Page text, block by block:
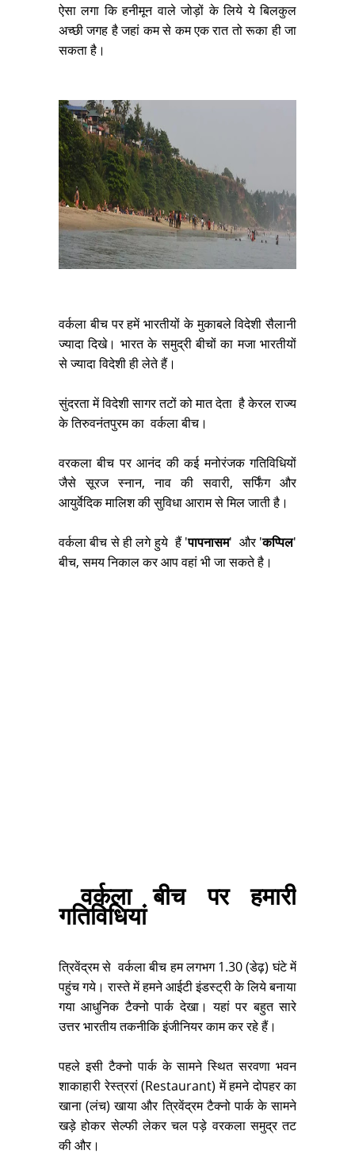
ऐसा लगा कि हनीमून वाले जोड़ों के लिये ये बिलकुल
अच्छी जगह है जहां कम से कम एक रात तो रूका ही जा
सकता है।
वर्कला बीच पर हमें भारतीयों के मुकाबले विदेशी सैलानी
ज्यादा दिखे। भारत के समुद्री बीचों का मजा भारतीयों
से ज्यादा विदेशी ही लेते हैं।
सुंदरता में विदेशी सागर तटों को मात देता हैकेरल राज्य
के तिरुवनंतपुरमका वर्कला बीच।
वरकला बीच पर आनंद की कई मनोरंजक गतिविधियों
जैसे सूरज स्नान, नाव की सवारी, सर्फिंग और
आयुर्वेदिक मालिश की सुविधा आराम से मिल जाती है।
वर्कला बीच से ही लगे हुये हैं 'पापनासम' और 'कप्पिल'
बीच, समय निकाल कर आप वहां भी जा सकते है।
वर्कला बीच पर हमारी
गतिविधियां
त्रिवेंद्रम से वर्कला बीच हम लगभग 1.30 (डेढ़) घंटे में
पहुंच गये। रास्ते में हमने आईटी इंडस्ट्री के लिये बनाया
गया आधुनिक टैक्नो पार्क देखा। यहां पर बहुत सारे
उत्तर भारतीय तकनीकि इंजीनियर काम कर रहे हैं।
पहले इसी टैक्नो पार्क के सामने स्थित सरवणा भवन
शाकाहारी रेस्त्ररां (Restaurant) में हमने दोपहर का
खाना (लंच) खाया और त्रिवेंद्रम टैक्नो पार्क के सामने
खड़े होकर सेल्फी लेकर चल पड़े वरकला समुद्र तट
की और।